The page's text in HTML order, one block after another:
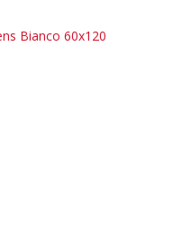
60x120